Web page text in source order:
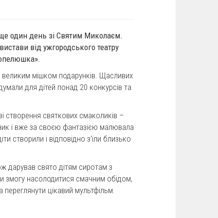
ще один день зі Святим Миколаєм.
від ужгородського театру
мішком подарунків. Щасливих
для дітей понад 20 конкурсів та
створення святкових смаколиків –
і вже за своєю фантазією малювала
створили і відповідно з'їли близько
дарував свято дітям сиротам з
змогу насолодитися смачним обідом,
цікавий мультфільм.